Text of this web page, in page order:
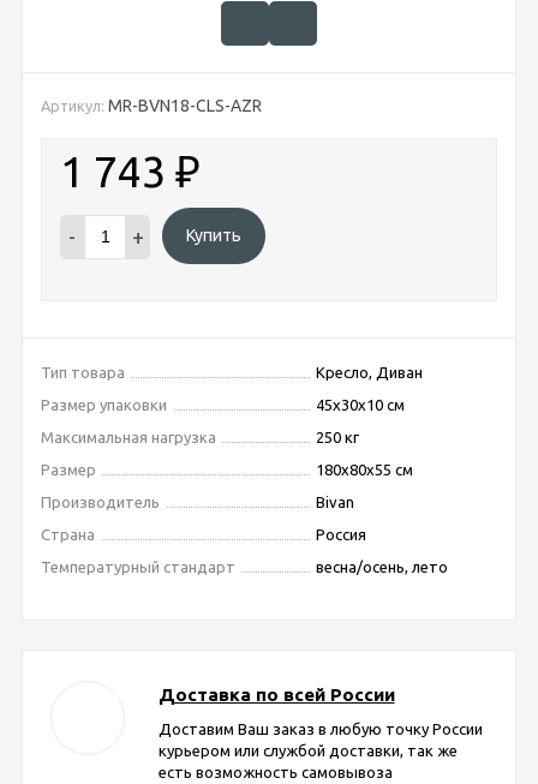
Артикул: MR-BVN18-CLS-AZR
1 743 ₽
- + Купить
Тип товара
Кресло, Диван
Размер упаковки
45x30x10 см
Максимальная нагрузка
250 кг
Размер
180x80x55 см
Производитель
Bivan
Страна
Россия
Температурный стандарт
весна/осень, лето
Доставка по всей России
Доставим Ваш заказ в любую точку России
курьером или службой доставки, так же
есть возможность самовывоза